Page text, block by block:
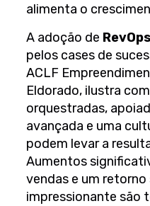
alimenta o
A adoção de RevOps
pelos cases de
ACLF
Eldorado, ilustra
orquestradas,
avançada e uma
podem levar a
Aumentos
vendas e um
impressionante são